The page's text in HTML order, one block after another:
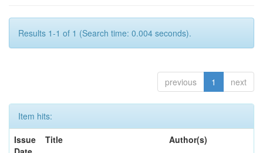
Results 1-1 of 1 (Search time: 0.004 seconds).
previous 1 next
Item hits:
Issue
Title Author(s)